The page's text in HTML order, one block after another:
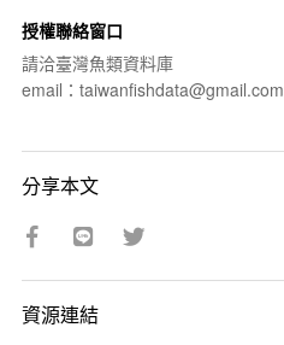
授權聯絡窗口
請洽臺灣魚類資料庫
email：taiwanfishdata@gmail.com
分享本文
資源連結